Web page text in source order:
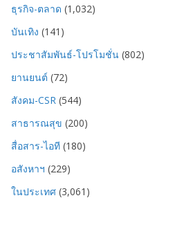
ธุรกิจ-ตลาด (1,032)
บันเทิง (141)
ประชาสัมพันธ์-โปรโมชั่น (802)
ยานยนต์ (72)
สังคม-CSR (544)
สาธารณสุข (200)
สื่อสาร-ไอที (180)
อสังหาฯ (229)
ในประเทศ (3,061)